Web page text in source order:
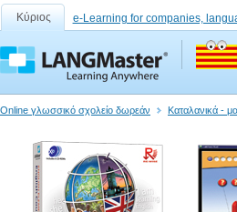
Κύριος e-Learning for companies,
Online γλωσσικό σχολείο δωρεάν Καταλανικά -